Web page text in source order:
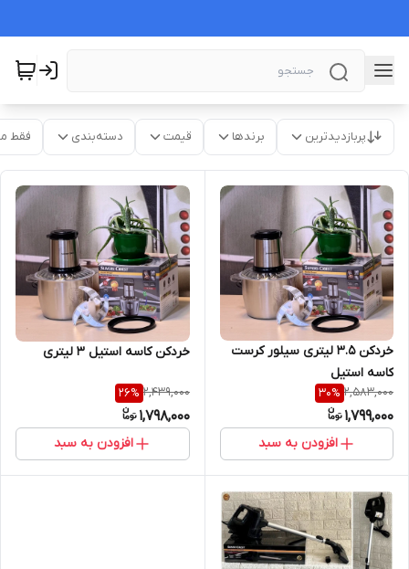
پربازدیدترین برندها قیمت دسته‌بندی فقط
خردکن ۳.۵ لیتری سیلور کرست
کاسه استیل
2,583,000
30%
1,799,000
افزودن به سبد
خردکن کاسه استیل ۳ لیتری
2,439,000
26%
1,798,000
افزودن به سبد